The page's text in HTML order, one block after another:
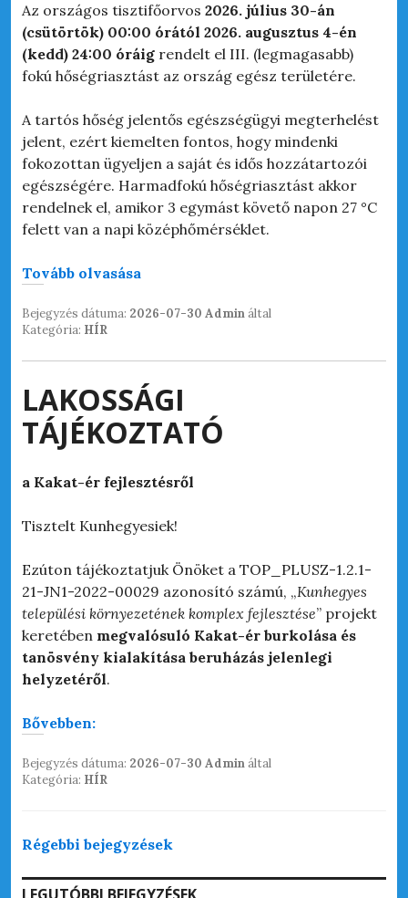
Az országos tisztifőorvos 2026. július 30-án
(csütörtök) 00:00 órától 2026. augusztus 4-én
(kedd) 24:00 óráig rendelt el III. (legmagasabb)
fokú hőségriasztást az ország egész területére.
A tartós hőség jelentős egészségügyi megterhelést
jelent, ezért kiemelten fontos, hogy mindenki
fokozottan ügyeljen a saját és idős hozzátartozói
egészségére. Harmadfokú hőségriasztást akkor
rendelnek el, amikor 3 egymást követő napon 27 °C
felett van a napi középhőmérséklet.
„HŐSÉGRIADÓ!”
Tovább olvasása
Bejegyzés dátuma: 2026-07-30 Admináltal
Kategória: HÍR
LAKOSSÁGI
TÁJÉKOZTATÓ
a Kakat-ér fejlesztésről
Tisztelt Kunhegyesiek!
Ezúton tájékoztatjuk Önöket a TOP_PLUSZ-1.2.1-
21-JN1-2022-00029 azonosító számú, „Kunhegyes
települési környezetének komplex fejlesztése” projekt
keretében megvalósuló Kakat-ér burkolása és
tanösvény kialakítása beruházás jelenlegi
helyzetéről.
Bővebben:
Bejegyzés dátuma: 2026-07-30 Admináltal
Kategória: HÍR
Bejegyzés
navigáció
Régebbi bejegyzések